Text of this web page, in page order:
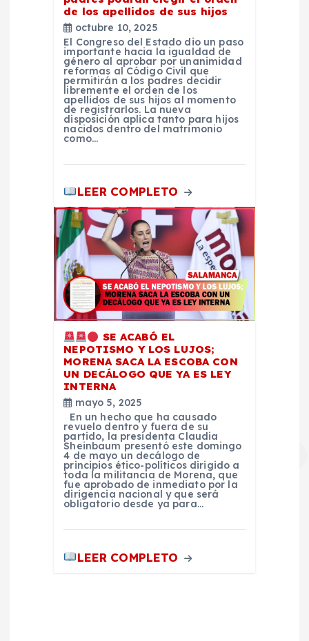
de los apellidos de sus hijos
octubre 10, 2025
El Congreso del Estado dio un paso
importante hacia la igualdad de
género al aprobar por unanimidad
reformas al Código Civil que
permitirán a los padres decidir
libremente el orden de los
apellidos de sus hijos al momento
de registrarlos. La nueva
disposición aplica tanto para hijos
nacidos dentro del matrimonio
como…
LEER COMPLETO
SE ACABÓ EL
NEPOTISMO Y LOS LUJOS;
MORENA SACA LA ESCOBA CON
UN DECÁLOGO QUE YA ES LEY
INTERNA
mayo 5, 2025
En un hecho que ha causado
revuelo dentro y fuera de su
partido, la presidenta Claudia
Sheinbaum presentó este domingo
4 de mayo un decálogo de
principios ético-políticos dirigido a
toda la militancia de Morena, que
fue aprobado de inmediato por la
dirigencia nacional y que será
obligatorio desde ya para…
LEER COMPLETO